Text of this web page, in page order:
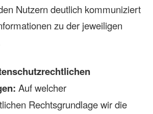
Nutzern deutlich kommuniziert
zu der jeweiligen
Auf welcher
Rechtsgrundlage wir die